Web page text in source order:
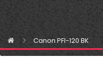
Canon PFI-120 BK